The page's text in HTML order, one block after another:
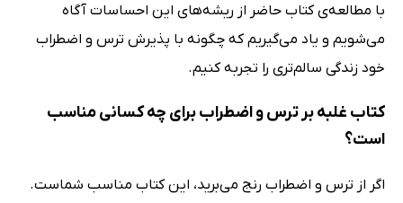
با مطالعه‌ی کتاب حاضر از ریشه‌های این احساسات آگاه
می‌شویم و یاد می‌گیریم که چگونه با پذیرش ترس و اضطراب
خود زندگی سالم‌تری را تجربه کنیم.
کتاب غلبه بر ترس و اضطراب برای چه کسانی مناسب
است؟
اگر از ترس و اضطراب رنج می‌برید، این کتاب مناسب شماست.